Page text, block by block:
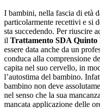
I bambini, nella fascia di età
particolarmente recettivi e si
sta succedendo. Per riuscire
il Trattamento SDA
essere data anche da un
conduca alla comprensione
capita nel suo cervello, in
l’autostima del bambino.
bambino non deve
nel senso che la sua
mancata applicazione delle